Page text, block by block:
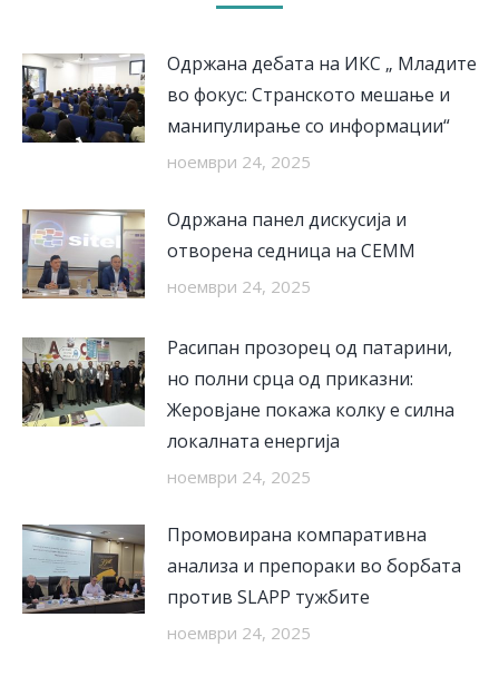
Одржана дебата на ИКС „ Младите
во фокус: Странското мешање и
манипулирање со информации“
ноември 24, 2025
Одржана панел дискусија и
отворена седница на СЕММ
ноември 24, 2025
Расипан прозорец од патарини,
но полни срца од приказни:
Жеровјане покажа колку е силна
локалната енергија
ноември 24, 2025
Промовирана компаративна
анализа и препораки во борбата
против SLAPP тужбите
ноември 24, 2025